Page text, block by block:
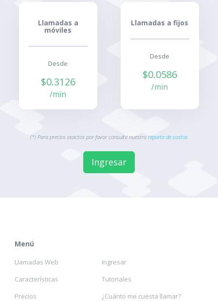
Llamadas a
móviles
Desde
$0.3126
/min
Llamadas a fijos
Desde
$0.0586
/min
(*) Para precios exactos por favor consulte nuestro reporte de costos
Ingresar
Menú
Llamadas Web
Características
Precios
Ingresar
Tutoriales
¿Cuánto me cuesta llamar?